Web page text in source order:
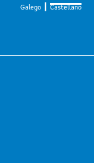
Galego Castellano